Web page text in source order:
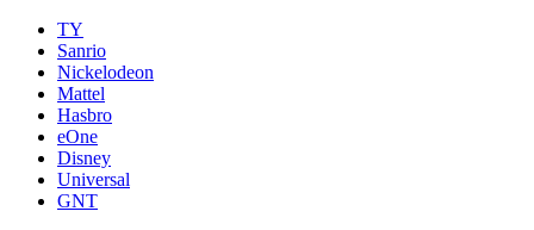
TY
Sanrio
Nickelodeon
Mattel
Hasbro
eOne
Disney
Universal
GNT